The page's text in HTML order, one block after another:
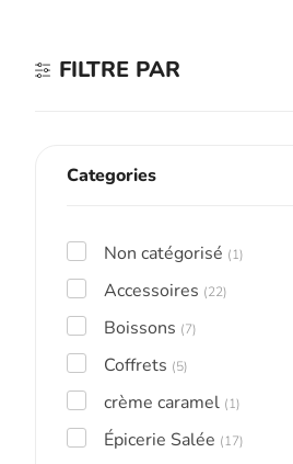
FILTRE PAR
Categories
Non catégorisé (1)
Accessoires (22)
Boissons (7)
Coffrets (5)
crème caramel (1)
Épicerie Salée (17)